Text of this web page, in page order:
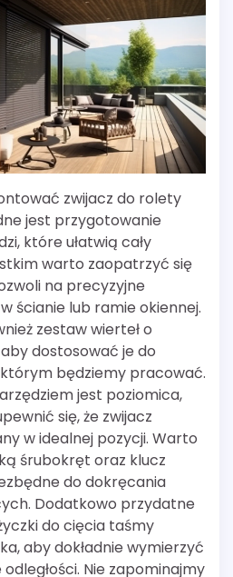
zwijacz do rolety
jest przygotowanie
które ułatwią cały
warto zaopatrzyć się
na precyzyjne
ścianie lub ramie okiennej.
zestaw wierteł o
dostosować je do
którym będziemy pracować.
jest poziomica,
się, że zwijacz
w idealnej pozycji. Warto
śrubokręt oraz klucz
do dokręcania
Dodatkowo przydatne
do cięcia taśmy
aby dokładnie wymierzyć
Nie zapominajmy